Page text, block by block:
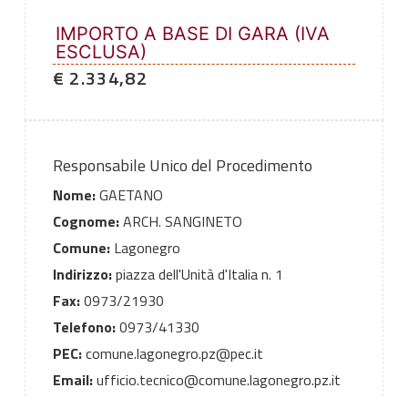
IMPORTO A BASE DI GARA (IVA
ESCLUSA)
€ 2.334,82
Responsabile Unico del Procedimento
Nome:GAETANO
Cognome:ARCH. SANGINETO
Comune:Lagonegro
Indirizzo:piazza dell'Unità d'Italia n. 1
Fax:0973/21930
Telefono:0973/41330
PEC:comune.lagonegro.pz@pec.it
Email:ufficio.tecnico@comune.lagonegro.pz.it